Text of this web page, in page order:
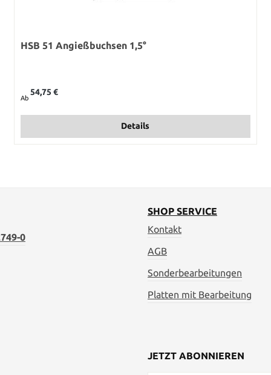
HSB 51 Angießbuchsen 1,5°
Ab
54,75 €
Details
0
SHOP SERVICE
Kontakt
AGB
Sonderbearbeitungen
Platten mit Bearbeitung
JETZT ABONNIEREN